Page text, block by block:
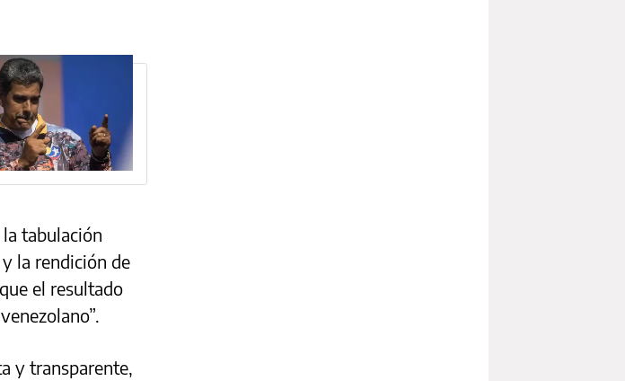
tabulación
la rendición de
el resultado
y transparente,